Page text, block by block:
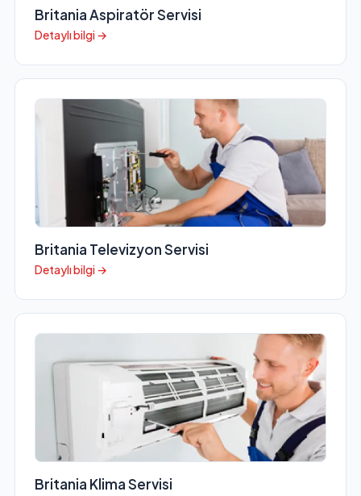
Britania Aspiratör Servisi
Detaylı bilgi →
Britania Televizyon Servisi
Detaylı bilgi →
Britania Klima Servisi